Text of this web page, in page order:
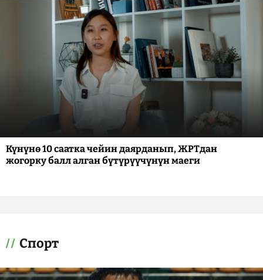
Күнүнө 10 саатка чейин даярданып, ЖРТдан
жогорку балл алган бүтүрүүчүнүн маеги
Спорт